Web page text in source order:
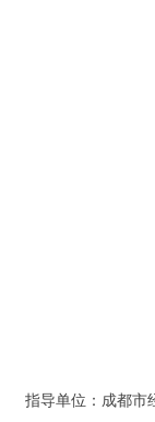
指导单位：成都市